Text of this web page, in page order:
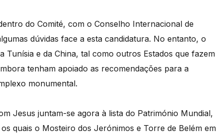
do Comité, com o Conselho Internacional de
dúvidas face a esta candidatura. No entanto, o
e da China, tal como outros Estados que fazem
tenham apoiado as recomendações para a
monumental.
Jesus juntam-se agora à lista do Património Mundial,
quais o Mosteiro dos Jerónimos e Torre de Belém em